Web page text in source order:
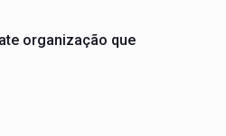
organização que